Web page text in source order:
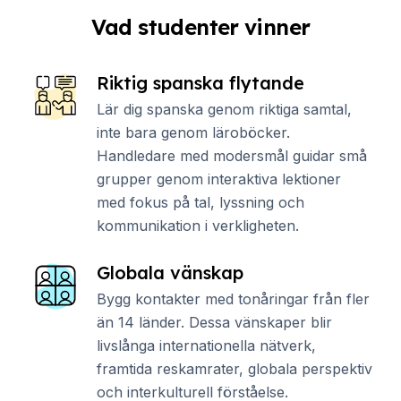
Vad studenter vinner
Riktig spanska flytande
Lär dig spanska genom riktiga samtal,
inte bara genom läroböcker.
Handledare med modersmål guidar små
grupper genom interaktiva lektioner
med fokus på tal, lyssning och
kommunikation i verkligheten.
Globala vänskap
Bygg kontakter med tonåringar från fler
än 14 länder. Dessa vänskaper blir
livslånga internationella nätverk,
framtida reskamrater, globala perspektiv
och interkulturell förståelse.